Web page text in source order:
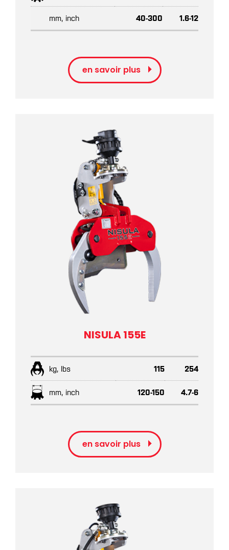
mm, inch 40-300 1.6-12
en savoir plus
NISULA 155E
kg, lbs 115 254
mm, inch 120-150 4.7-6
en savoir plus